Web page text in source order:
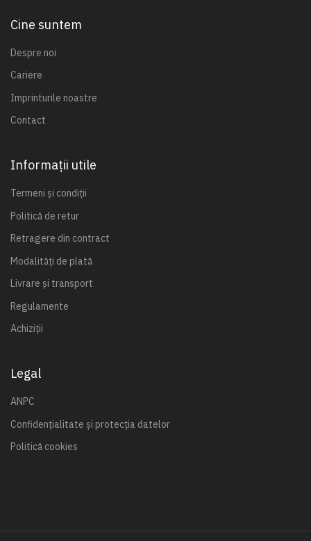
Cine suntem
Despre noi
Cariere
Imprinturile noastre
Contact
Informații utile
Termeni și condiții
Politică de retur
Retragere din contract
Modalități de plată
Livrare și transport
Regulamente
Achiziții
Legal
ANPC
Confidențialitate și protecția datelor
Politică cookies